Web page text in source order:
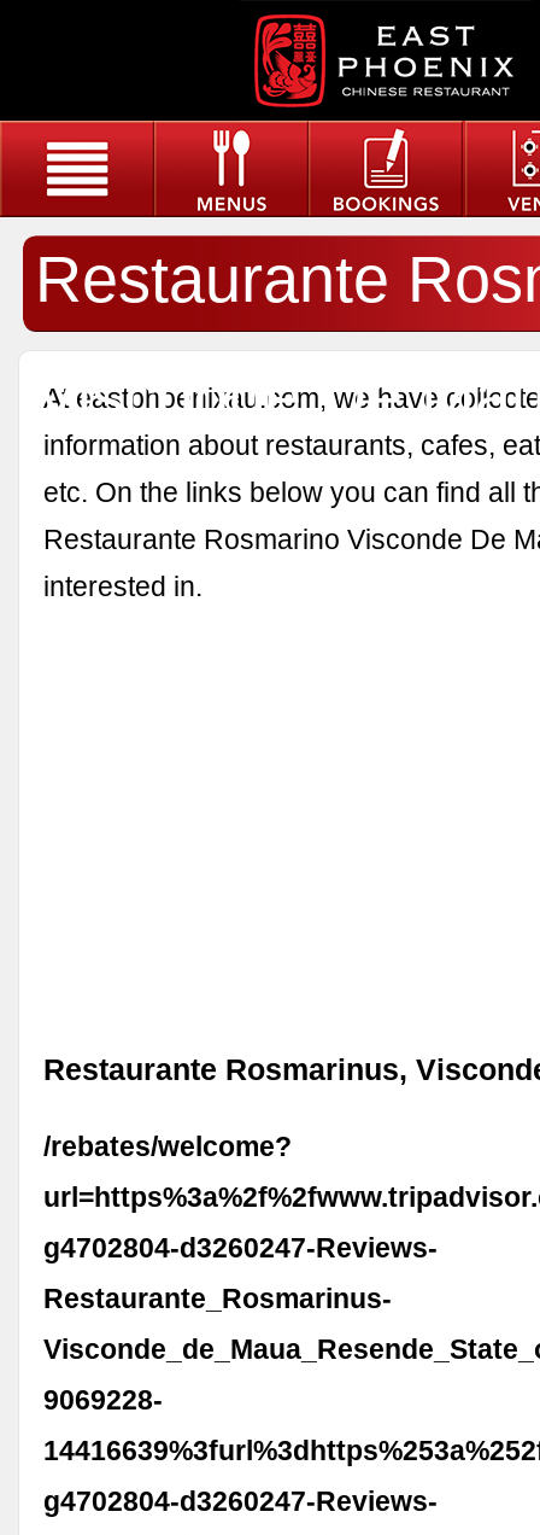
Restaurante
Visconde De
At eastphoenixau.com, we have
information about restaurants, cafes,
etc. On the links below you can find all
Restaurante Rosmarino Visconde De
interested in.
Restaurante Rosmarinus,
/rebates/welcome?
g4702804-d3260247-Reviews-
Restaurante_Rosmarinus-
9069228-
g4702804-d3260247-Reviews-